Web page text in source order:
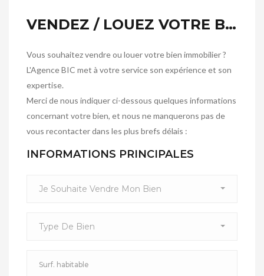
VENDEZ / LOUEZ VOTRE BIEN
Vous souhaitez vendre ou louer votre bien immobilier ?
L'Agence BIC met à votre service son expérience et son
expertise.
Merci de nous indiquer ci-dessous quelques informations
concernant votre bien, et nous ne manquerons pas de
vous recontacter dans les plus brefs délais :
INFORMATIONS PRINCIPALES
Je Souhaite Vendre Mon Bien
Type De Bien